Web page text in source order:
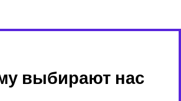
выбирают нас